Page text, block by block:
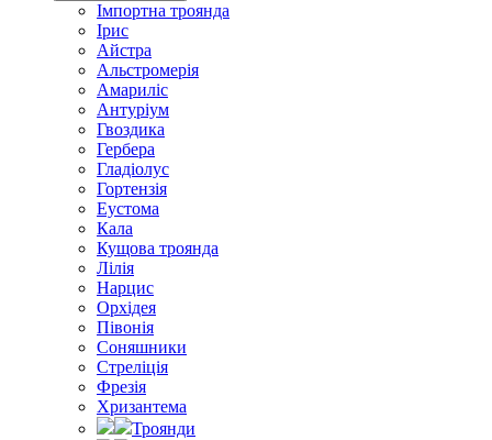
Імпортна троянда
Ірис
Айстра
Альстромерія
Амариліс
Антуріум
Гвоздика
Гербера
Гладіолус
Гортензія
Еустома
Кала
Кущова троянда
Лілія
Нарцис
Орхідея
Півонія
Соняшники
Стреліція
Фрезія
Хризантема
Троянди